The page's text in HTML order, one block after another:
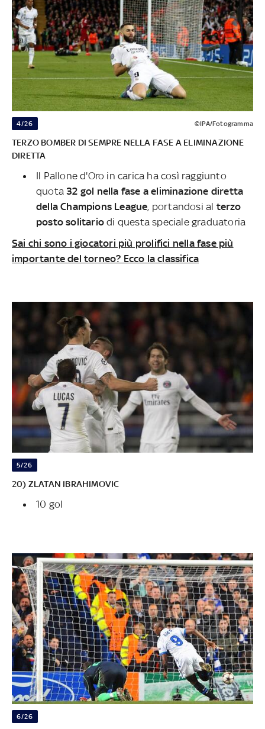
4/26 ©IPA/Fotogramma
TERZO BOMBER DI SEMPRE NELLA FASE A ELIMINAZIONE
DIRETTA
Il Pallone d'Oro in carica ha così raggiunto
quota32 gol nella fase a eliminazione diretta
della Champions League, portandosi al terzo
posto solitario di questa speciale graduatoria
Sai chi sono i giocatori più prolifici nella fase più
importante del torneo? Ecco la classifica
5/26
20) ZLATAN IBRAHIMOVIC
10 gol
6/26